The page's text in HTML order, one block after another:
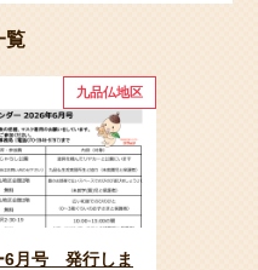
覧
九品仏地区
6月号 発行しま